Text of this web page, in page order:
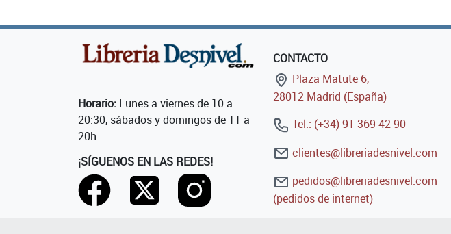
Horario: Lunes a viernes de 10 a
20:30, sábados y domingos de 11 a
20h.
¡SÍGUENOS EN LAS REDES!
CONTACTO
Plaza Matute 6,
28012 Madrid (España)
Tel.: (+34) 91 369 42 90
clientes@libreriadesnivel.com
pedidos@libreriadesnivel.com
(pedidos de internet)